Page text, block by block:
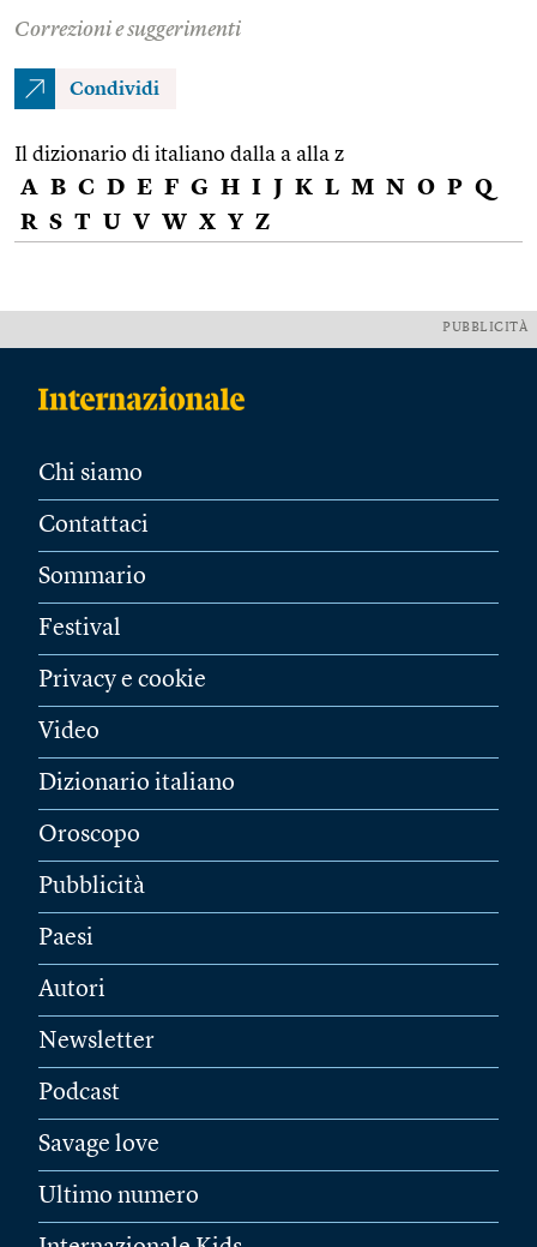
Correzioni e suggerimenti
Condividi
Il dizionario di italiano dalla a alla z
A B C D E F G H I J K L M N O P Q
R S T U V W X Y Z
PUBBLICITÀ
Chi siamo
Contattaci
Sommario
Festival
Privacy e cookie
Video
Dizionario italiano
Oroscopo
Pubblicità
Paesi
Autori
Newsletter
Podcast
Savage love
Ultimo numero